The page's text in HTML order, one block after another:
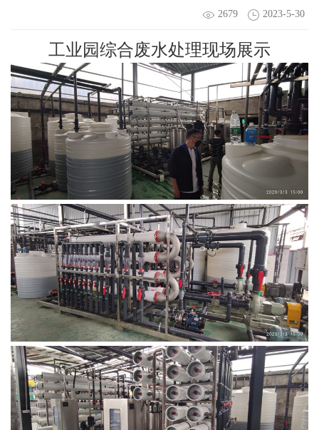
2679 2023-5-30
工业园综合废水处理现场展示